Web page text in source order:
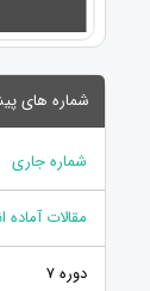
شماره های
شماره جاری
مقالات آماده
دوره 7